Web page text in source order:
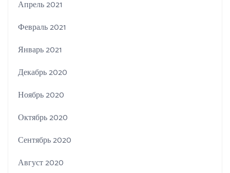
Апрель 2021
Февраль 2021
Январь 2021
Декабрь 2020
Ноябрь 2020
Октябрь 2020
Сентябрь 2020
Август 2020